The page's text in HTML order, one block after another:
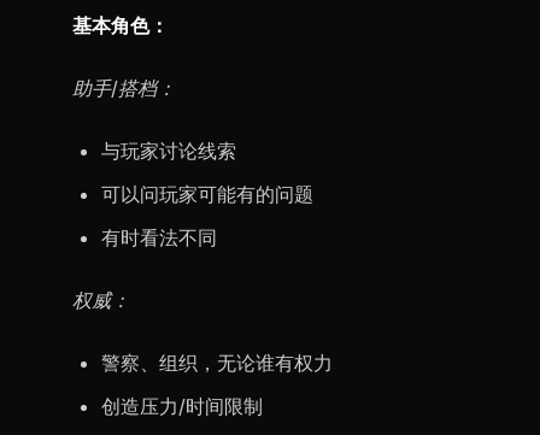
基本角色：
助手/搭档：
与玩家讨论线索
可以问玩家可能有的问题
有时看法不同
权威：
警察、组织，无论谁有权力
创造压力/时间限制